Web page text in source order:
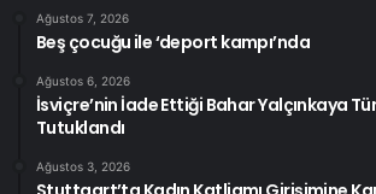
Ağustos 7, 2026
Beş çocuğu ile ‘deport kampı’nda
Ağustos 6, 2026
İsviçre’nin İade Ettiği Bahar Yalçınkaya
Tutuklandı
Ağustos 3, 2026